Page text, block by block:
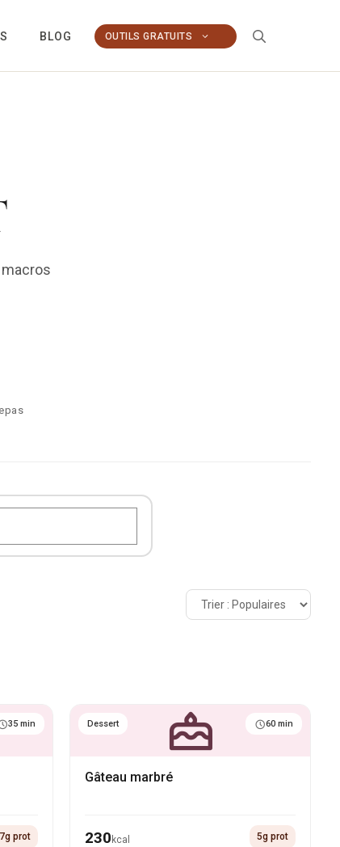
BLOG OUTILS GRATUITS
35 min
7g prot
Dessert 60 min
Gâteau marbré
230 kcal 5g prot